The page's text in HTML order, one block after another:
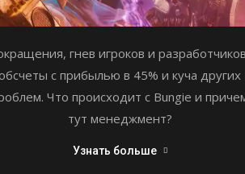
гнев игроков и
с прибылью в 45% и куча других
Что происходит с Bungie и
тут менеджмент?
Узнать больше